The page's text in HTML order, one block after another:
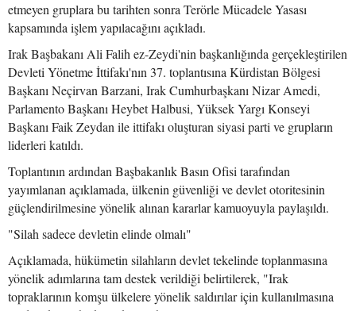
etmeyen gruplara bu tarihten sonra Terörle Mücadele Yasası
kapsamında işlem yapılacağını açıkladı.
Irak Başbakanı Ali Falih ez-Zeydi'nin başkanlığında gerçekleştirilen
Devleti Yönetme İttifakı'nın 37. toplantısına Kürdistan Bölgesi
Başkanı Neçirvan Barzani, Irak Cumhurbaşkanı Nizar Amedi,
Parlamento Başkanı Heybet Halbusi, Yüksek Yargı Konseyi
Başkanı Faik Zeydan ile ittifakı oluşturan siyasi parti ve grupların
liderleri katıldı.
Toplantının ardından Başbakanlık Basın Ofisi tarafından
yayımlanan açıklamada, ülkenin güvenliği ve devlet otoritesinin
güçlendirilmesine yönelik alınan kararlar kamuoyuyla paylaşıldı.
"Silah sadece devletin elinde olmalı"
Açıklamada, hükümetin silahların devlet tekelinde toplanmasına
yönelik adımlarına tam destek verildiği belirtilerek, "Irak
topraklarının komşu ülkelere yönelik saldırılar için kullanılmasına